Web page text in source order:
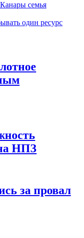
семья
один ресурс
НПЗ
за провал